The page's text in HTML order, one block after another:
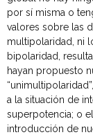
por sí misma o
valores sobre las
multipolaridad, ni
bipolaridad,
hayan propuesto
a la situación de
superpotencia; o
introducción de